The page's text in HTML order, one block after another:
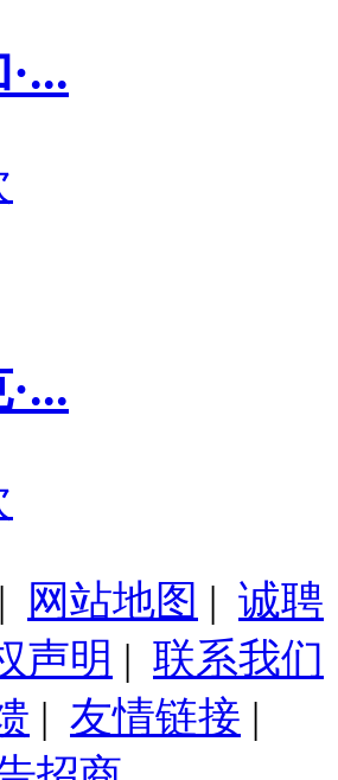
| 网站地图 | 诚聘
声明 | 联系我们
| 友情链接 |